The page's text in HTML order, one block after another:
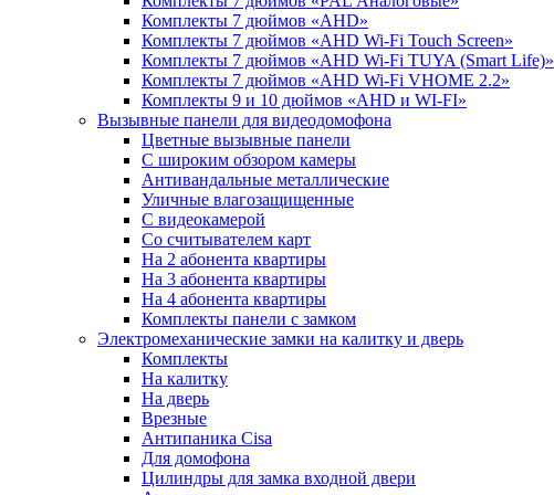
Комплекты 7 дюймов «AHD»
Комплекты 7 дюймов «AHD Wi-Fi Touch Screen»
Комплекты 7 дюймов «AHD Wi-Fi TUYA (Smart Life)»
Комплекты 7 дюймов «AHD Wi-Fi VHOME 2.2»
Комплекты 9 и 10 дюймов «AHD и WI-FI»
Вызывные панели для видеодомофона
Цветные вызывные панели
С широким обзором камеры
Антивандальные металлические
Уличные влагозащищенные
С видеокамерой
Со считывателем карт
На 2 абонента квартиры
На 3 абонента квартиры
На 4 абонента квартиры
Комплекты панели с замком
Электромеханические замки на калитку и дверь
Комплекты
На калитку
На дверь
Врезные
Антипаника Cisa
Для домофона
Цилиндры для замка входной двери